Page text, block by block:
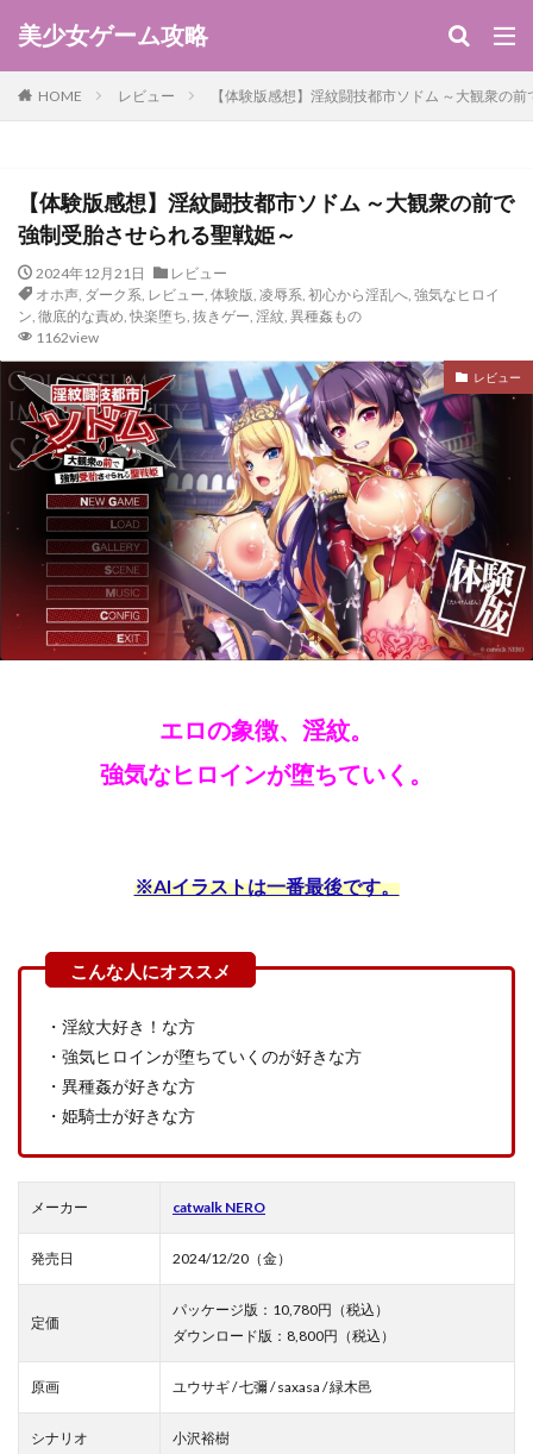
美少女ゲーム攻略
HOME レビュー 【体験版感想】淫紋闘技都市ソドム ～大観衆の
【体験版感想】淫紋闘技都市ソドム ～大観衆の前で
強制受胎させられる聖戦姫～
2024年12月21日
レビュー
オホ声, ダーク系, レビュー, 体験版, 凌辱系, 初心から淫乱へ, 強気なヒロイ
ン, 徹底的な責め, 快楽堕ち, 抜きゲー, 淫紋, 異種姦もの
1162view
レビュー
エロの象徴、淫紋。
強気なヒロインが堕ちていく。
※AIイラストは一番最後です。
・淫紋大好き！な方
・強気ヒロインが堕ちていくのが好きな方
・異種姦が好きな方
・姫騎士が好きな方
メーカー catwalk NERO
発売日 2024/12/20（金）
定価
パッケージ版：10,780円（税込）
ダウンロード版：8,800円（税込）
原画 ユウサギ / 七彌 / saxasa / 緑木邑
シナリオ 小沢裕樹